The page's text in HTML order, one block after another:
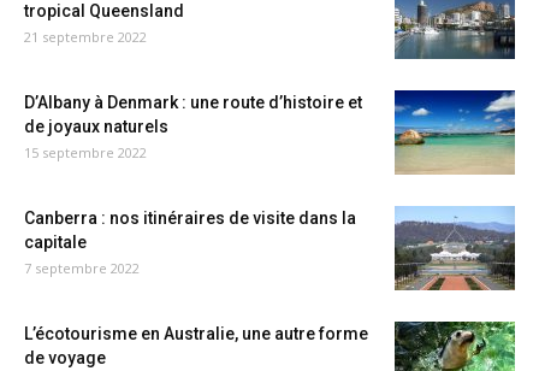
tropical Queensland
21 septembre 2022
D’Albany à Denmark : une route d’histoire et
de joyaux naturels
15 septembre 2022
Canberra : nos itinéraires de visite dans la
capitale
7 septembre 2022
L’écotourisme en Australie, une autre forme
de voyage